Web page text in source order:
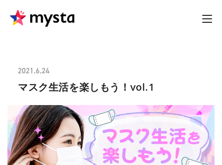
2021.6.24
マスク生活を楽しもう！vol.1